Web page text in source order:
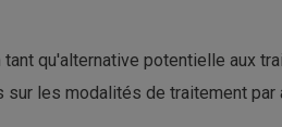
qu'alternative potentielle aux
les modalités de traitement par